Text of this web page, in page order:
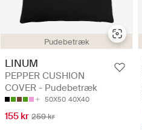
Pudebetræk
LINUM
PEPPER CUSHION
COVER - Pudebetræk
50X50 40X40
155 kr 259 kr